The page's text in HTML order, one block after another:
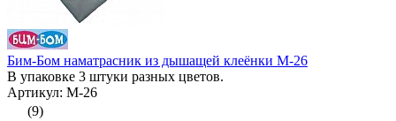
Бим-Бом наматрасник из дышащей клеёнки М-26
В упаковке 3 штуки разных цветов.
Артикул: М-26
(9)